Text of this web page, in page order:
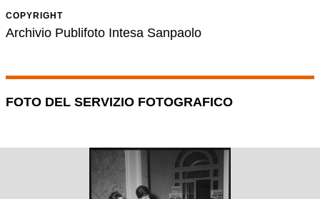
COPYRIGHT
Archivio Publifoto Intesa Sanpaolo
FOTO DEL SERVIZIO FOTOGRAFICO